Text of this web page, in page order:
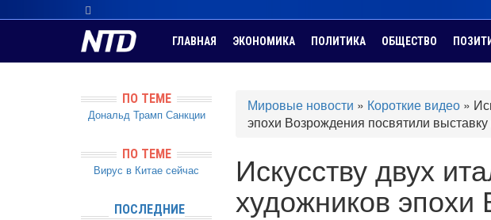
ГЛАВНАЯ ЭКОНОМИКА ПОЛИТИКА ОБЩЕСТВО
Мировые новости » Короткие видео »
эпохи Возрождения посвятили
Искусству двух
художников эпохи
ПО ТЕМЕ
Дональд Трамп Санкции
ПО ТЕМЕ
Вирус в Китае сейчас
ПОСЛЕДНИЕ